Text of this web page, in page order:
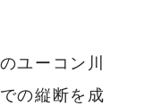
ユーコン川
の縦断を成